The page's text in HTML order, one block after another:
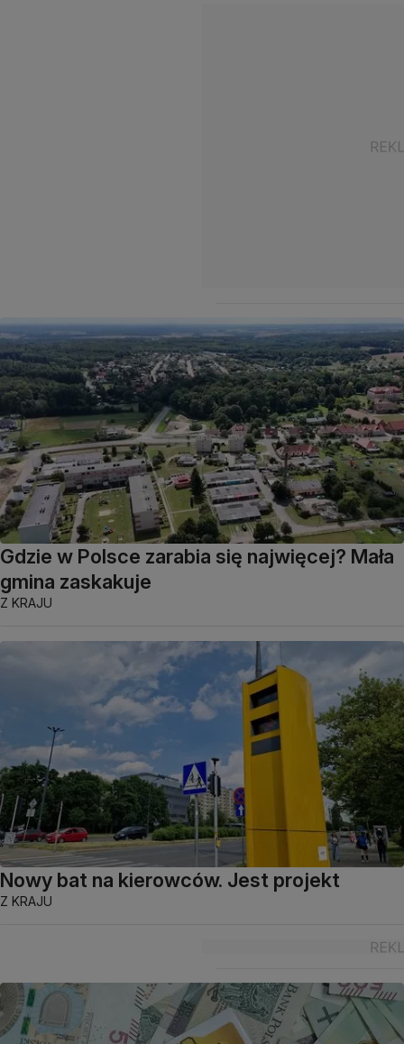
Gdzie w Polsce zarabia się najwięcej? Mała
gmina zaskakuje
Z KRAJU
Nowy bat na kierowców. Jest projekt
Z KRAJU